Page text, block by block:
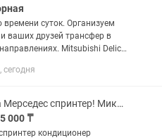
суток. Организуем
ваших друзей трансфер в
Mitsubishi Delica,
100, 200 в любом
Аренда Мерседес спринтер! Микроавтобус. Пассажирские перевозки!Автобус
000 ₸
кондиционер